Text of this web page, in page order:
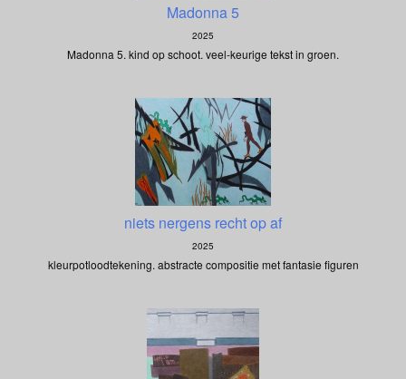
Madonna 5
2025
Madonna 5. kind op schoot. veel-keurige tekst in groen.
niets nergens recht op af
2025
kleurpotloodtekening. abstracte compositie met fantasie figuren